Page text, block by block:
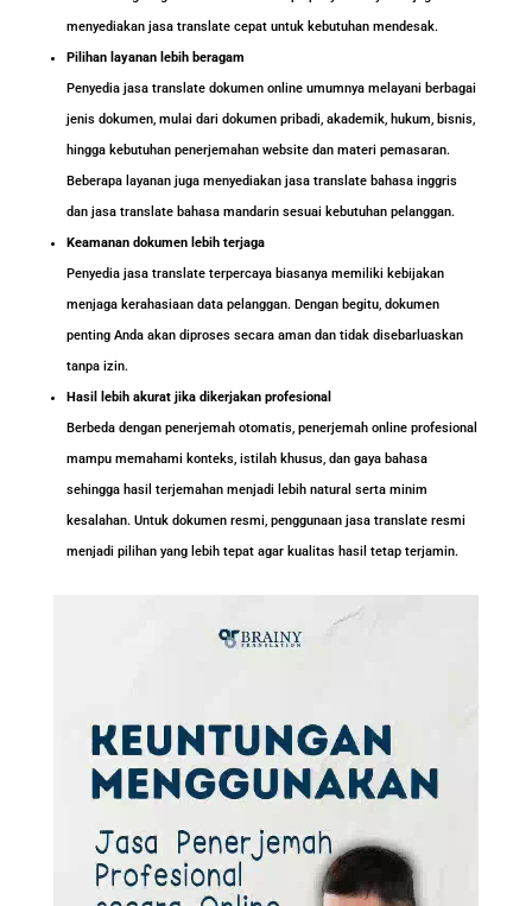
menyediakan jasa translate cepat untuk kebutuhan mendesak.
Pilihan layanan lebih beragam
Penyedia jasa translate dokumen online umumnya melayani berbagai
jenis dokumen, mulai dari dokumen pribadi, akademik, hukum, bisnis,
hingga kebutuhan penerjemahan website dan materi pemasaran.
Beberapa layanan juga menyediakan jasa translate bahasa inggris
dan jasa translate bahasa mandarin sesuai kebutuhan pelanggan.
Keamanan dokumen lebih terjaga
Penyedia jasa translate terpercaya biasanya memiliki kebijakan
menjaga kerahasiaan data pelanggan. Dengan begitu, dokumen
penting Anda akan diproses secara aman dan tidak disebarluaskan
tanpa izin.
Hasil lebih akurat jika dikerjakan profesional
Berbeda dengan penerjemah otomatis, penerjemah online profesional
mampu memahami konteks, istilah khusus, dan gaya bahasa
sehingga hasil terjemahan menjadi lebih natural serta minim
kesalahan. Untuk dokumen resmi, penggunaan jasa translate resmi
menjadi pilihan yang lebih tepat agar kualitas hasil tetap terjamin.